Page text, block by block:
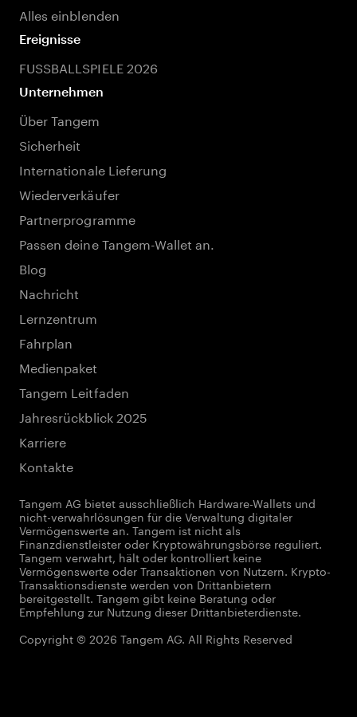
Alles einblenden
Ereignisse
FUSSBALLSPIELE 2026
Unternehmen
Über Tangem
Sicherheit
Internationale Lieferung
Wiederverkäufer
Partnerprogramme
Passen deine Tangem-Wallet an.
Blog
Nachricht
Lernzentrum
Fahrplan
Medienpaket
Tangem Leitfaden
Jahresrückblick 2025
Karriere
Kontakte
Tangem AG bietet ausschließlich Hardware-Wallets und
nicht-verwahrlösungen für die Verwaltung digitaler
Vermögenswerte an. Tangem ist nicht als
Finanzdienstleister oder Kryptowährungsbörse reguliert.
Tangem verwahrt, hält oder kontrolliert keine
Vermögenswerte oder Transaktionen von Nutzern. Krypto-
Transaktionsdienste werden von Drittanbietern
bereitgestellt. Tangem gibt keine Beratung oder
Empfehlung zur Nutzung dieser Drittanbieterdienste.